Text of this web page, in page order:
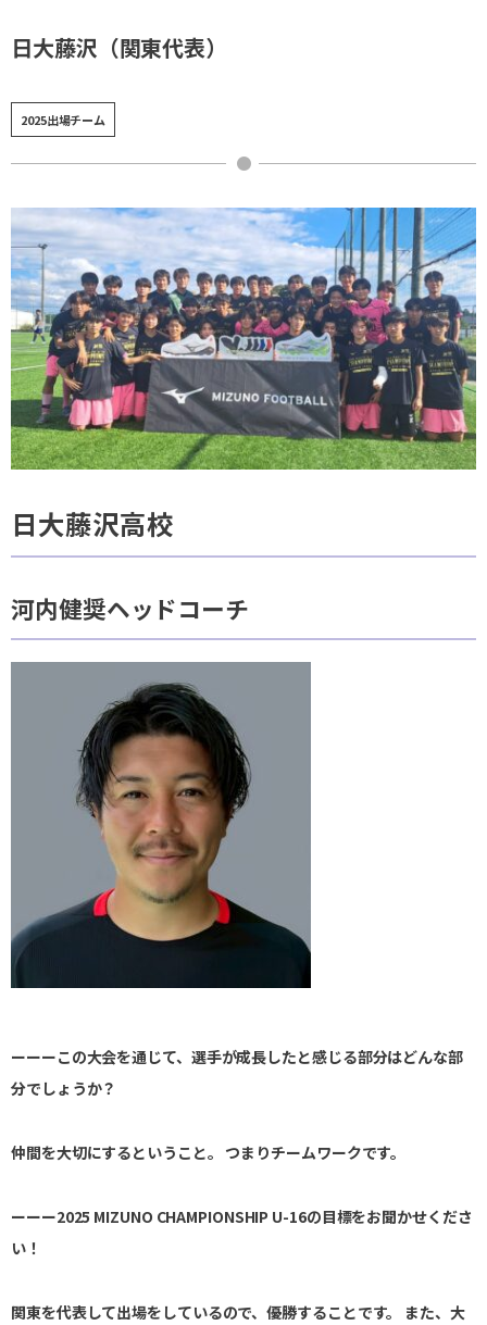
日大藤沢（関東代表）
2025出場チーム
日大藤沢高校
河内健奨ヘッドコーチ
ーーーこの大会を通じて、選手が成長したと感じる部分はどんな部
分でしょうか？
仲間を大切にするということ。 つまりチームワークです。
ーーー2025 MIZUNO CHAMPIONSHIP U-16の目標をお聞かせくださ
い！
関東を代表して出場をしているので、優勝することです。 また、大